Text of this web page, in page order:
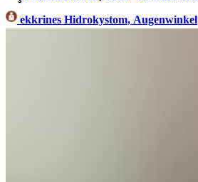
ekkrines Hidrokystom, Augenwinkel